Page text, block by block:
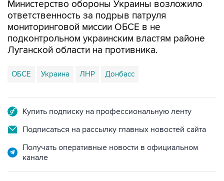
мониторинговой миссии ОБСЕ в не
подконтрольном украинским властям районе
Луганской области на противника.
ОБСЕ Украина ЛНР Донбасс
Подписаться на рассылку главных новостей сайта
Получать оперативные новости в официальном
НОВОСТИ ПО ТЕМЕ